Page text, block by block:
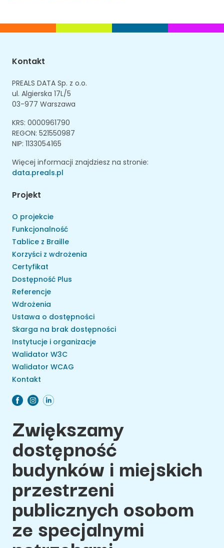
Kontakt
PREALS DATA Sp. z o.o.
ul. Algierska 17L/5
03-977 Warszawa
KRS: 0000961790
REGON: 521550987
NIP: 1133054165
Więcej informacji znajdziesz na stronie:
data.preals.pl
Projekt
O projekcie
Funkcjonalność
Tablice z Braille
Korzyści z wdrożenia
Certyfikat
Dostępność Plus
Referencje
Wdrożenia
Ustawa o dostępności
Skarga na brak dostępności
Instytucje i organizacje
Walidator W3C
Walidator WCAG
Kontakt
Zwiększamy
dostępność
budynków i miejskich
przestrzeni
publicznych osobom
ze specjalnymi